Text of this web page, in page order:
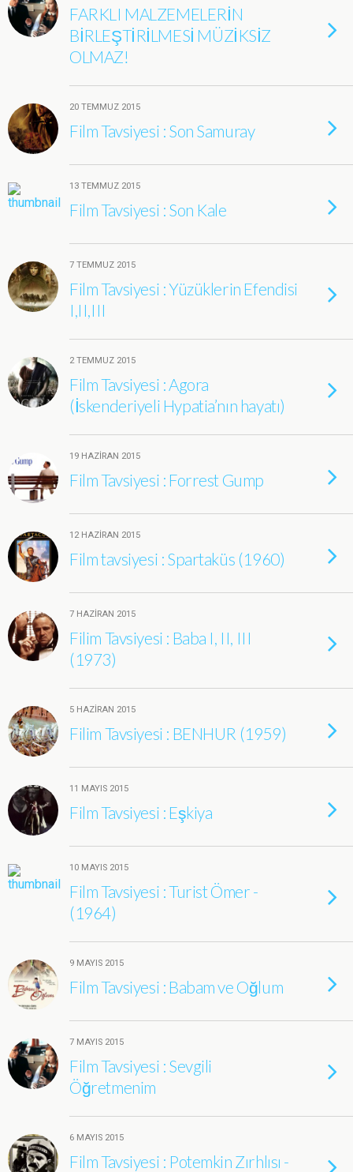
FARKLI MALZEMELERİN
BİRLEŞTİRİLMESİ MÜZİKSİZ
OLMAZ!
20 TEMMUZ 2015
Film Tavsiyesi : Son Samuray
13 TEMMUZ 2015
Film Tavsiyesi : Son Kale
7 TEMMUZ 2015
Film Tavsiyesi : Yüzüklerin Efendisi
I,II,III
2 TEMMUZ 2015
Film Tavsiyesi : Agora
(İskenderiyeli Hypatia’nın hayatı)
19 HAZIRAN 2015
Film Tavsiyesi : Forrest Gump
12 HAZIRAN 2015
Film tavsiyesi : Spartaküs (1960)
7 HAZIRAN 2015
Filim Tavsiyesi : Baba I, II, III
(1973)
5 HAZIRAN 2015
Filim Tavsiyesi : BENHUR (1959)
11 MAYIS 2015
Film Tavsiyesi : Eşkiya
10 MAYIS 2015
Film Tavsiyesi : Turist Ömer -
(1964)
9 MAYIS 2015
Film Tavsiyesi : Babam ve Oğlum
7 MAYIS 2015
Film Tavsiyesi : Sevgili
Öğretmenim
6 MAYIS 2015
Film Tavsiyesi : Potemkin Zırhlısı -